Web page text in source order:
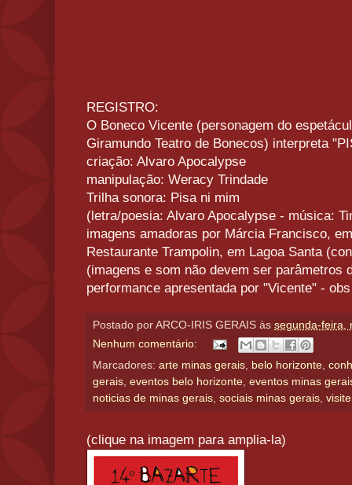
REGISTRO:
O Boneco Vicente (personagem do
Giramundo Teatro de Bonecos) interpreta
criação: Alvaro Apocalypse
manipulação: Weracy Trindade
Trilha sonora: Pisa ni mim
(letra/poesia: Alvaro Apocalypse - música:
imagens amadoras por Márcia Francisco,
Restaurante Trampolin, em Lagoa Santa
(imagens e som não devem ser parâmetros
performance apresentada por "Vicente" -
Postado por ARCO-IRIS GERAIS às segunda-feira,
Nenhum comentário:
Marcadores: arte minas gerais belo horizonte
gerais eventos belo horizonte eventos minas
noticias de minas gerais sociais minas gerais
(clique na imagem para amplia-la)